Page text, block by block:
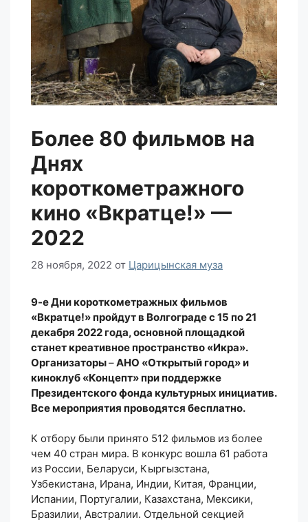
Более 80 фильмов на
Днях
короткометражного
кино «Вкратце!» —
2022
28 ноября, 2022 от Царицынская муза
9-е Дни короткометражных фильмов
«Вкратце!» пройдут в Волгограде с 15 по 21
декабря 2022 года, основной площадкой
станет креативное пространство «Икра».
Организаторы–АНО «Открытый город» и
киноклуб «Концепт» при поддержке
Президентского фонда культурных инициатив.
Все мероприятия проводятся бесплатно.
К отбору были принято 512 фильмов из более
чем 40 стран мира. В конкурс вошла 61 работа
из России, Беларуси, Кыргызстана,
Узбекистана, Ирана, Индии, Китая, Франции,
Испании, Португалии, Казахстана, Мексики,
Бразилии, Австралии. Отдельной секцией